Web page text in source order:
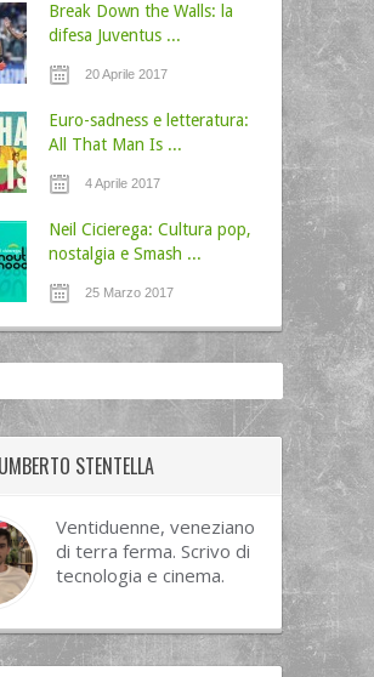
Break Down the Walls: la
difesa Juventus ...
20 Aprile 2017
Euro-sadness e letteratura:
All That Man Is ...
4 Aprile 2017
Neil Cicierega: Cultura pop,
nostalgia e Smash ...
25 Marzo 2017
STENTELLA
Ventiduenne, veneziano
di terra ferma. Scrivo di
tecnologia e cinema.